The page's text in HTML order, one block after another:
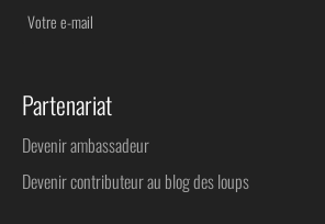
Partenariat
Devenir ambassadeur
Devenir contributeur au blog des loups